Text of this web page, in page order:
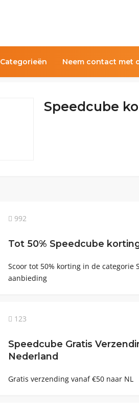
Categorieën Neem contact met
Speedcube
992
Tot 50% Speedcube
Scoor tot 50% korting in de categorie
aanbieding
123
Speedcube Gratis
Nederland
Gratis verzending vanaf €50 naar NL